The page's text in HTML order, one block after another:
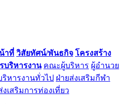
าที่ วิสัยทัศน์/พันธกิจ โครงสร้าง
บริหารงาน คณะผู้บริหาร ผู้อำนวย
ริหารงานทั่วไป ฝ่ายส่งเสริมกีฬา
งเสริมการท่องเที่ยว